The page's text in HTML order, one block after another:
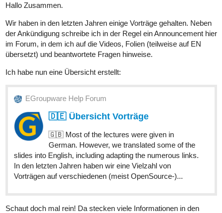
Hallo Zusammen.
Wir haben in den letzten Jahren einige Vorträge gehalten. Neben
der Ankündigung schreibe ich in der Regel ein Announcement hier
im Forum, in dem ich auf die Videos, Folien (teilweise auf EN
übersetzt) und beantwortete Fragen hinweise.
Ich habe nun eine Übersicht erstellt:
EGroupware Help Forum
🇩🇪 Übersicht Vorträge
🇬🇧 Most of the lectures were given in
German. However, we translated some of the
slides into English, including adapting the numerous links.
In den letzten Jahren haben wir eine Vielzahl von
Vorträgen auf verschiedenen (meist OpenSource-)...
Schaut doch mal rein! Da stecken viele Informationen in den